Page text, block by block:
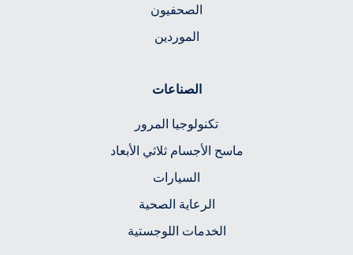
الصحفيون
الموردين
الصناعات
تكنولوجيا المرور
ماسح الأجسام ثلاثي الأبعاد
السيارات
الرعاية الصحية
الخدمات اللوجستية